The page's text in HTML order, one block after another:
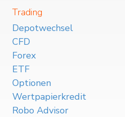
Trading
Depotwechsel
CFD
Forex
ETF
Optionen
Wertpapierkredit
Robo Advisor